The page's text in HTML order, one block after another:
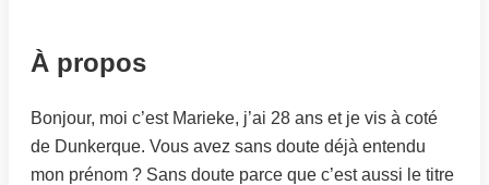
À propos
Bonjour, moi c’est Marieke, j’ai 28 ans et je vis à coté
de Dunkerque. Vous avez sans doute déjà entendu
mon prénom ? Sans doute parce que c’est aussi le titre